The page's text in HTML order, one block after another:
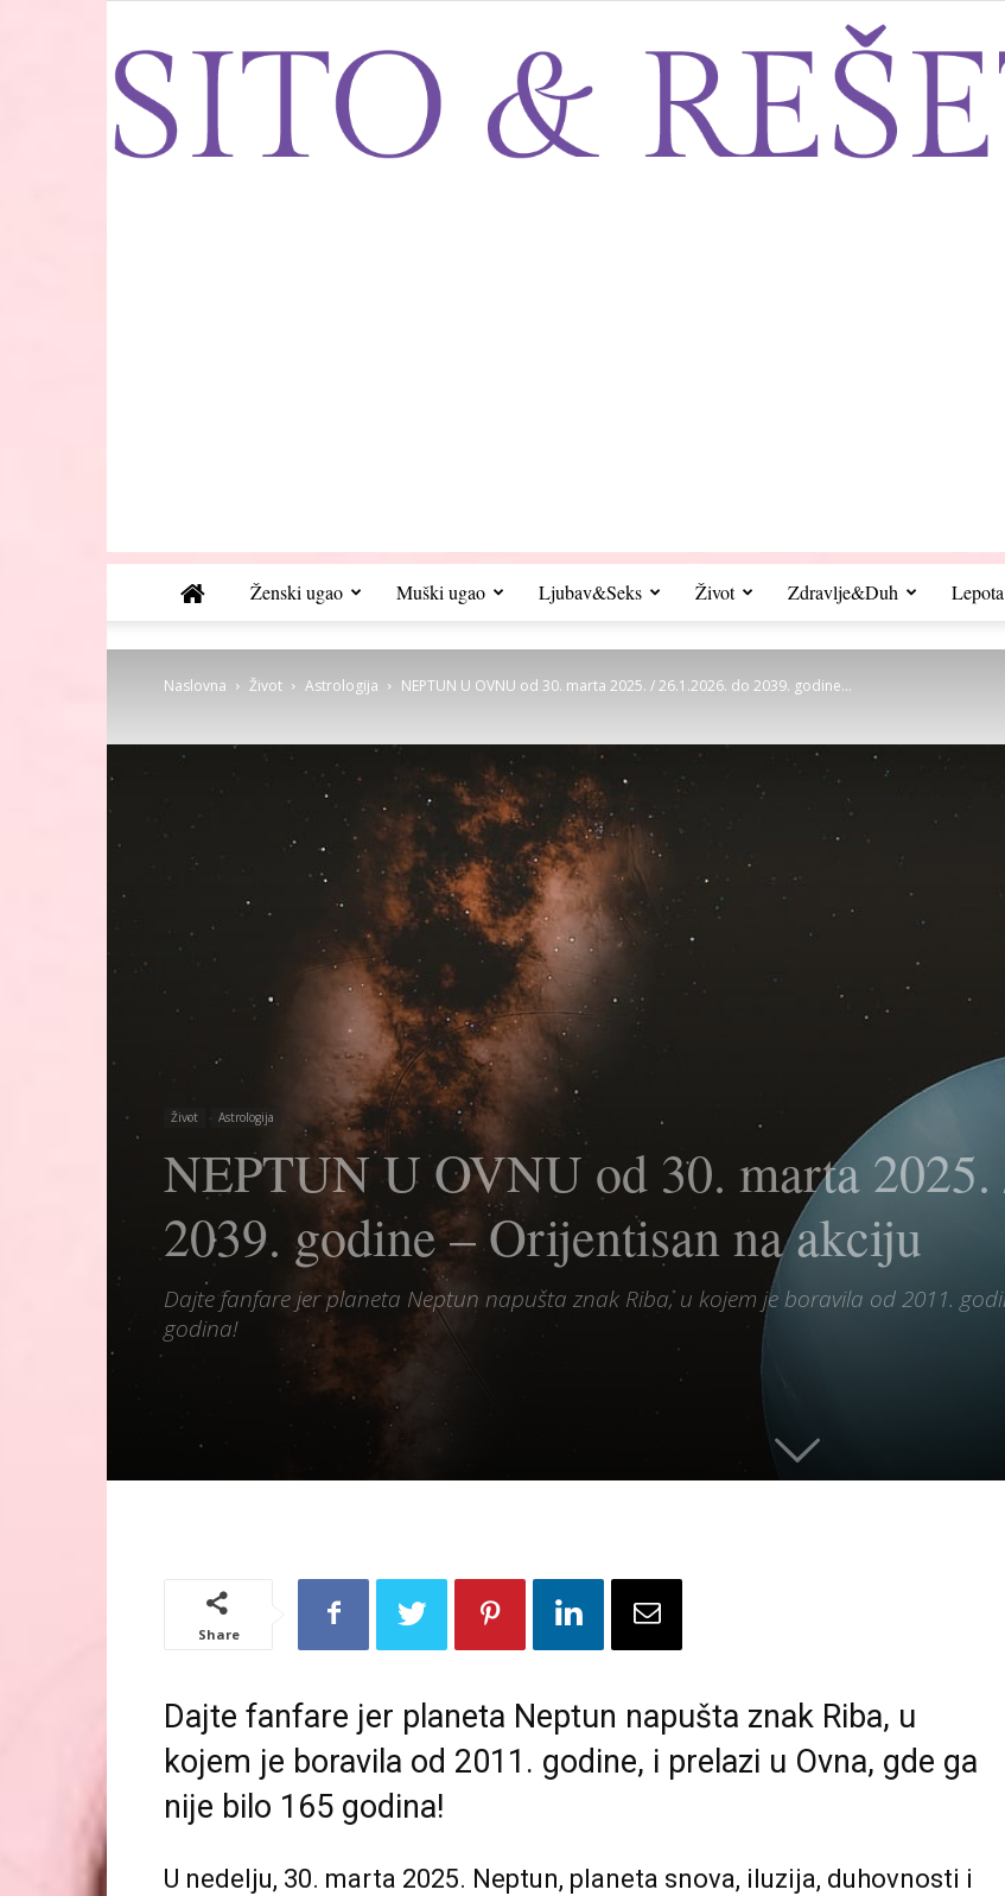
Ženski ugao Muški ugao Ljubav&Seks Život Zdravlje&Duh Lepota
Naslovna Život Astrologija NEPTUN U OVNU od 30. marta 2025. / 26.1.2026. do 2039. godine...
Život Astrologija
NEPTUN U OVNU od 30. marta 2025.
2039. godine – Orijentisan na akciju
Dajte fanfare jer planeta Neptun napušta znak Riba, u kojem je boravila od 2011.
godina!
Share
Dajte fanfare jer planeta Neptun napušta znak Riba, u
kojem je boravila od 2011. godine, i prelazi u Ovna, gde ga
nije bilo 165 godina!
U nedelju, 30. marta 2025. Neptun, planeta snova, iluzija, duhovnosti i